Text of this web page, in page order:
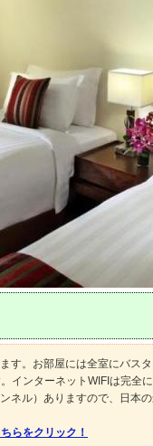
す。お部屋には全室にバス
インターネットWIFIは完全
ネル）ありますので、日本
らをクリック！